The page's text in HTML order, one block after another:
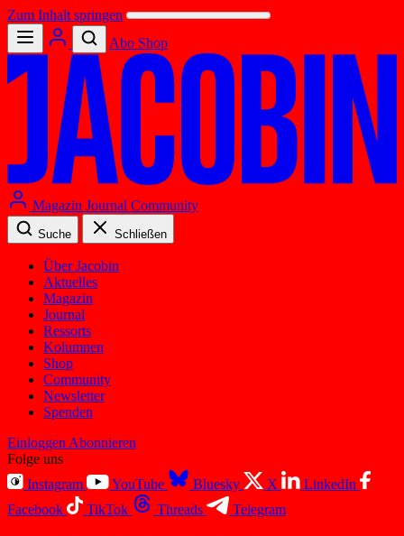
Zum Inhalt springen
Abo Shop
Magazin Journal Community
Suche Schließen
Über Jacobin
Aktuelles
Magazin
Journal
Ressorts
Kolumnen
Shop
Community
Newsletter
Spenden
Einloggen Abonnieren
Folge uns
Instagram
YouTube Bluesky X
LinkedIn
Facebook
TikTok Threads Telegram